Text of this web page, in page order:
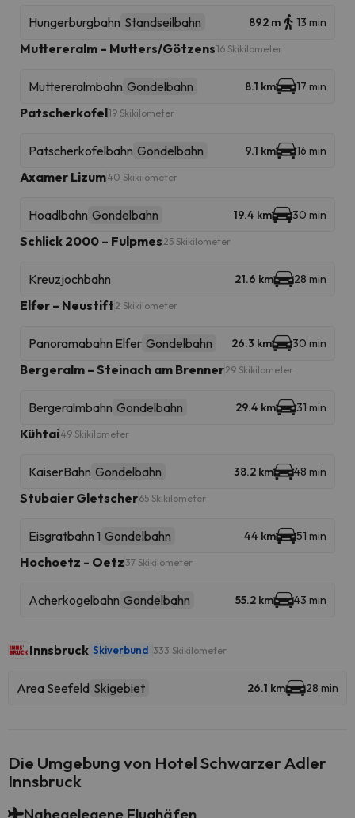
Hungerburgbahn Standseilbahn 892 m 13 min
Muttereralm – Mutters/Götzens16 Skikilometer
Muttereralmbahn Gondelbahn 8.1 km 17 min
Patscherkofel19 Skikilometer
Patscherkofelbahn Gondelbahn 9.1 km 16 min
Axamer Lizum40 Skikilometer
Hoadlbahn Gondelbahn 19.4 km 30 min
Schlick 2000 – Fulpmes 25 Skikilometer
Kreuzjochbahn 21.6 km 28 min
Elfer – Neustift 2 Skikilometer
Panoramabahn Elfer Gondelbahn 26.3 km 30 min
Bergeralm – Steinach am Brenner29 Skikilometer
Bergeralmbahn Gondelbahn 29.4 km 31 min
Kühtai49 Skikilometer
KaiserBahn Gondelbahn 38.2 km 48 min
Stubaier Gletscher65 Skikilometer
Eisgratbahn 1 Gondelbahn 44 km 51 min
Hochoetz - Oetz 37 Skikilometer
Acherkogelbahn Gondelbahn 55.2 km 43 min
Innsbruck Skiverbund 333 Skikilometer
Area Seefeld Skigebiet 26.1 km 28 min
Die Umgebung von Hotel Schwarzer Adler
Innsbruck
Nahegelegene Flughäfen